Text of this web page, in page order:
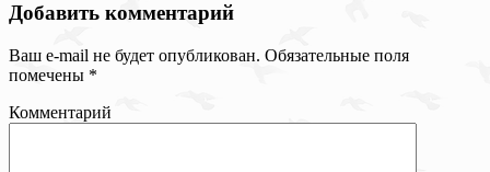
Добавить комментарий
Ваш e-mail не будет опубликован. Обязательные поля
помечены *
Комментарий